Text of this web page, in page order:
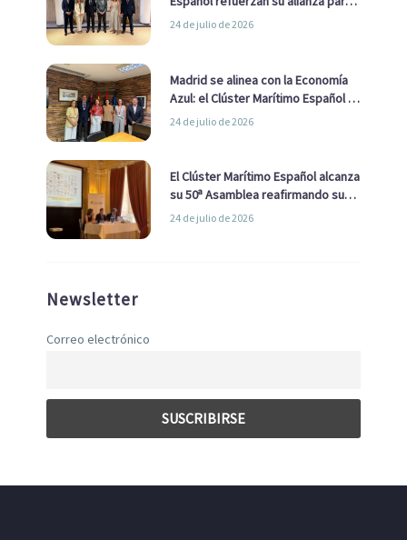
impulsar una estrategia Nacional
24 de julio de 2026
Madrid se alinea con la Economía
Azul: el Clúster Marítimo Español y
la Real Liga Naval avanzan alianzas
24 de julio de 2026
El Clúster Marítimo Español alcanza
su 50ª Asamblea reafirmando su
liderazgo en la Economía Azul
24 de julio de 2026
Newsletter
Correo electrónico